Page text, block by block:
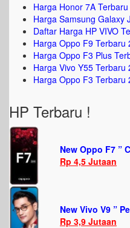
Harga Honor 7A
Harga Samsung Galaxy
Daftar Harga HP VIVO
Harga Oppo F9 Terbaru
Harga Oppo F3 Plus
Harga Vivo Y55 Terbaru
Harga Oppo F3 Terbaru
HP Terbaru !
New Oppo F7 ”
Rp 4,5 Jutaan
New Vivo V9 ”
Rp 3,9 Jutaan